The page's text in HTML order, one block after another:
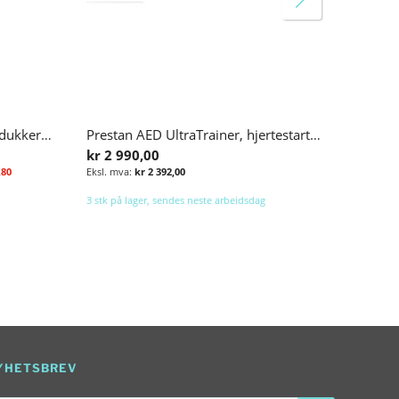
Prestan Take2 kit førstehjelpsdukker og simulator
Legg i handlekurv
Prestan AED UltraTrainer, hjertestartersimulator, 1 stk.
kr 2 990,00
kr 2 392,00
3 stk på lager, sendes neste arbeidsdag